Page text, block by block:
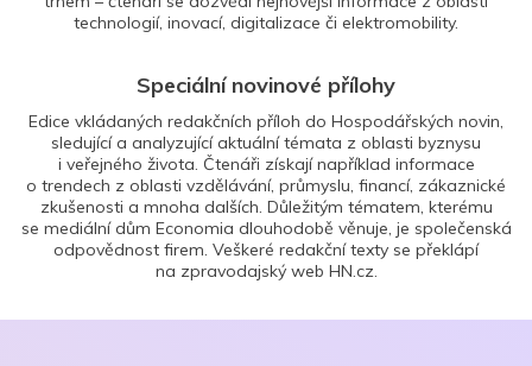
technologií, inovací, digitalizace či elektromobility.
Speciální novinové přílohy
Edice vkládaných redakčních příloh do Hospodářských novin,
sledující a analyzující aktuální témata z oblasti byznysu
i veřejného života. Čtenáři získají například informace
o trendech z oblasti vzdělávání, průmyslu, financí, zákaznické
zkušenosti a mnoha dalších. Důležitým tématem, kterému
se mediální dům Economia dlouhodobě věnuje, je společenská
odpovědnost firem. Veškeré redakční texty se překlápí
na zpravodajský web HN.cz.